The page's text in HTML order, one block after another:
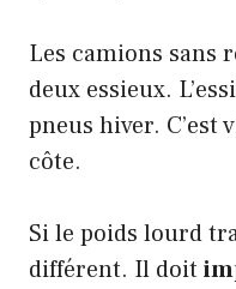
Les camions sans
deux essieux.
pneus hiver.
côte.
Si le poids lourd
différent. Il doit